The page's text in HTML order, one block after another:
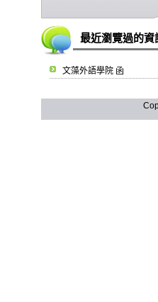
最近瀏覽過的資
文藻外語學院 函